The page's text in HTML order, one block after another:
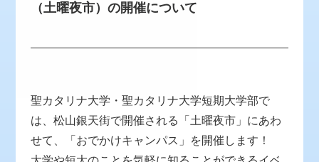
（土曜夜市）の開催について
聖カタリナ大学・聖カタリナ大学短期大学部で
は、松山銀天街で開催される「土曜夜市」にあわ
せて、「おでかけキャンパス」を開催します！